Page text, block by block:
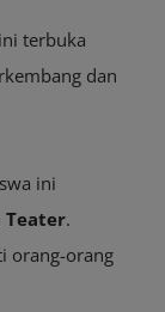
ini terbuka
dan
ini
Teater.
orang-orang